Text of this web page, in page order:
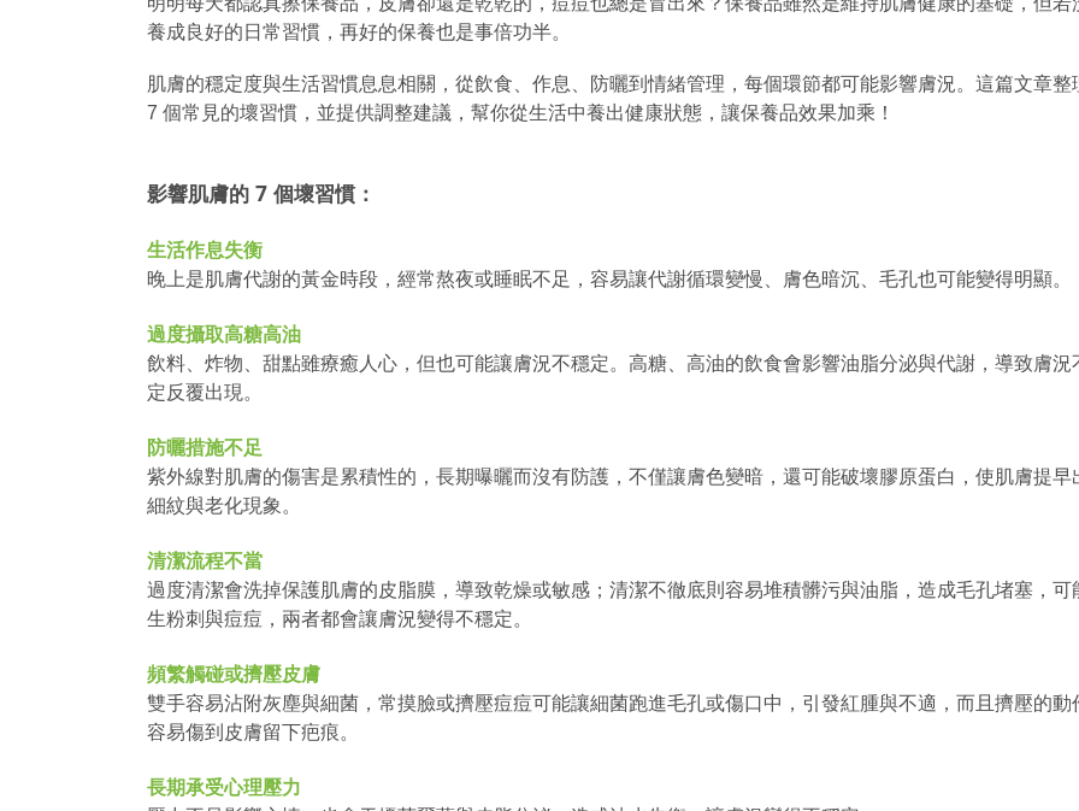
養成良好的日常習慣，再好的保養也是事倍功半。
肌膚的穩定度與生活習慣息息相關，從飲食、作息、防曬到情緒管理，每個環節都可能影響膚況。這篇文章整
7 個常見的壞習慣，並提供調整建議，幫你從生活中養出健康狀態，讓保養品效果加乘！
影響肌膚的 7 個壞習慣：
生活作息失衡
晚上是肌膚代謝的黃金時段，經常熬夜或睡眠不足，容易讓代謝循環變慢、膚色暗沉、毛孔也可能變得明顯。
過度攝取高糖高油
飲料、炸物、甜點雖療癒人心，但也可能讓膚況不穩定。高糖、高油的飲食會影響油脂分泌與代謝，導致膚況
定反覆出現。
防曬措施不足
紫外線對肌膚的傷害是累積性的，長期曝曬而沒有防護，不僅讓膚色變暗，還可能破壞膠原蛋白，使肌膚提早
細紋與老化現象。
清潔流程不當
過度清潔會洗掉保護肌膚的皮脂膜，導致乾燥或敏感；清潔不徹底則容易堆積髒污與油脂，造成毛孔堵塞，可
生粉刺與痘痘，兩者都會讓膚況變得不穩定。
頻繁觸碰或擠壓皮膚
雙手容易沾附灰塵與細菌，常摸臉或擠壓痘痘可能讓細菌跑進毛孔或傷口中，引發紅腫與不適，而且擠壓的動
容易傷到皮膚留下疤痕。
長期承受心理壓力